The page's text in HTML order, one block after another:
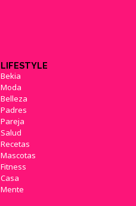
LIFESTYLE
Bekia
Moda
Belleza
Padres
Pareja
Salud
Recetas
Mascotas
Fitness
Casa
Mente